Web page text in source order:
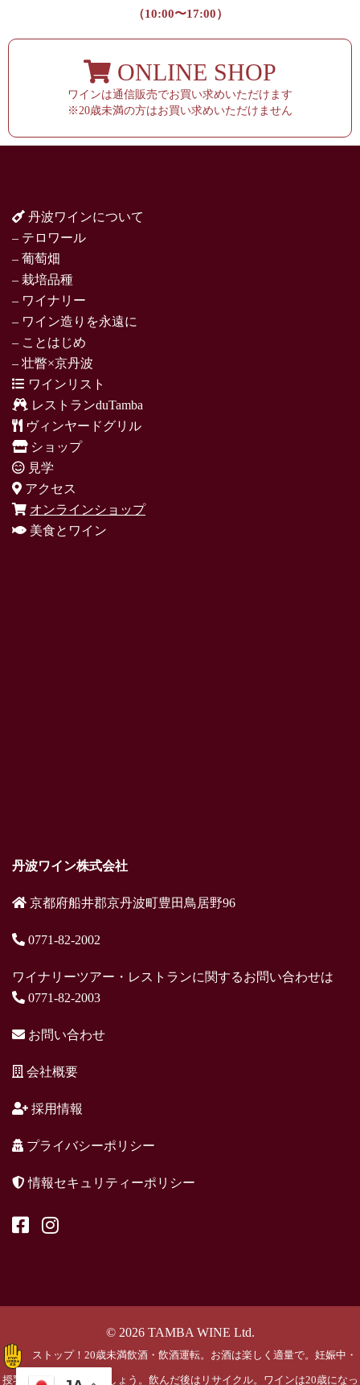
（10:00〜17:00）
ONLINE SHOP
ワインは通信販売でお買い求めいただけます
※20歳未満の方はお買い求めいただけません
丹波ワインについて
– テロワール
– 葡萄畑
– 栽培品種
– ワイナリー
– ワイン造りを永遠に
– ことはじめ
– 壮瞥×京丹波
ワインリスト
レストランduTamba
ヴィンヤードグリル
ショップ
見学
アクセス
オンラインショップ
美食とワイン
丹波ワイン株式会社
京都府船井郡京丹波町豊田鳥居野96
0771-82-2002
ワイナリーツアー・レストランに関するお問い合わせは
0771-82-2003
お問い合わせ
会社概要
採用情報
プライバシーポリシー
情報セキュリティーポリシー
© 2026 TAMBA WINE Ltd.
ストップ！20歳未満飲酒・飲酒運転。お酒は楽しく適量で。妊娠中・
授乳期の飲酒はやめましょう。飲んだ後はリサイクル。ワインは20歳になっ